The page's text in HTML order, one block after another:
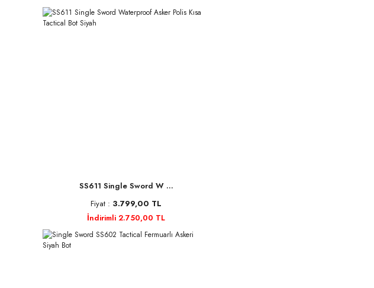
SS611 Single Sword W ...
Fiyat : 3.799,00 TL
İndirimli 2.750,00 TL